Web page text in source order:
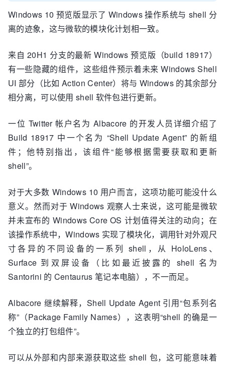
Windows 10 预览版显示了 Windows 操作系统与 shell 分
离的迹象，这与微软的模块化计划相一致。
来自 20H1 分支的最新 Windows 预览版（build 18917）
有一些隐藏的组件，这些组件预示着未来 Windows Shell
UI 部分（比如 Action Center）将与 Windows 的其余部分
相分离，可以使用 shell 软件包进行更新。
一位 Twitter 帐户名为 Albacore 的开发人员详细介绍了
Build 18917 中一个名为 “Shell Update Agent” 的新组
件；他特别指出，该组件“能够根据需要获取和更新
shell”。
对于大多数 Windows 10 用户而言，这项功能可能没什么
意义。然而对于 Windows 观察人士来说，这可能是微软
并未宣布的 Windows Core OS 计划值得关注的动向；在
该操作系统中，Windows 实现了模块化，调用针对外观尺
寸各异的不同设备的一系列 shell，从 HoloLens、
Surface 到双屏设备（比如最近披露的 shell 名为
Santorini 的 Centaurus 笔记本电脑），不一而足。
Albacore 继续解释，Shell Update Agent 引用“包系列名
称”（Package Family Names），这表明“shell 的确是一
个独立的打包组件”。
可以从外部和内部来源获取这些 shell 包，这可能意味着